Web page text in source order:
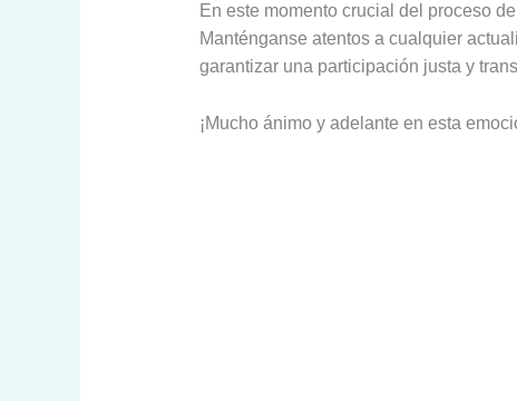
En este momento crucial del proceso
Manténganse atentos a cualquier
garantizar una participación justa y
¡Mucho ánimo y adelante en esta